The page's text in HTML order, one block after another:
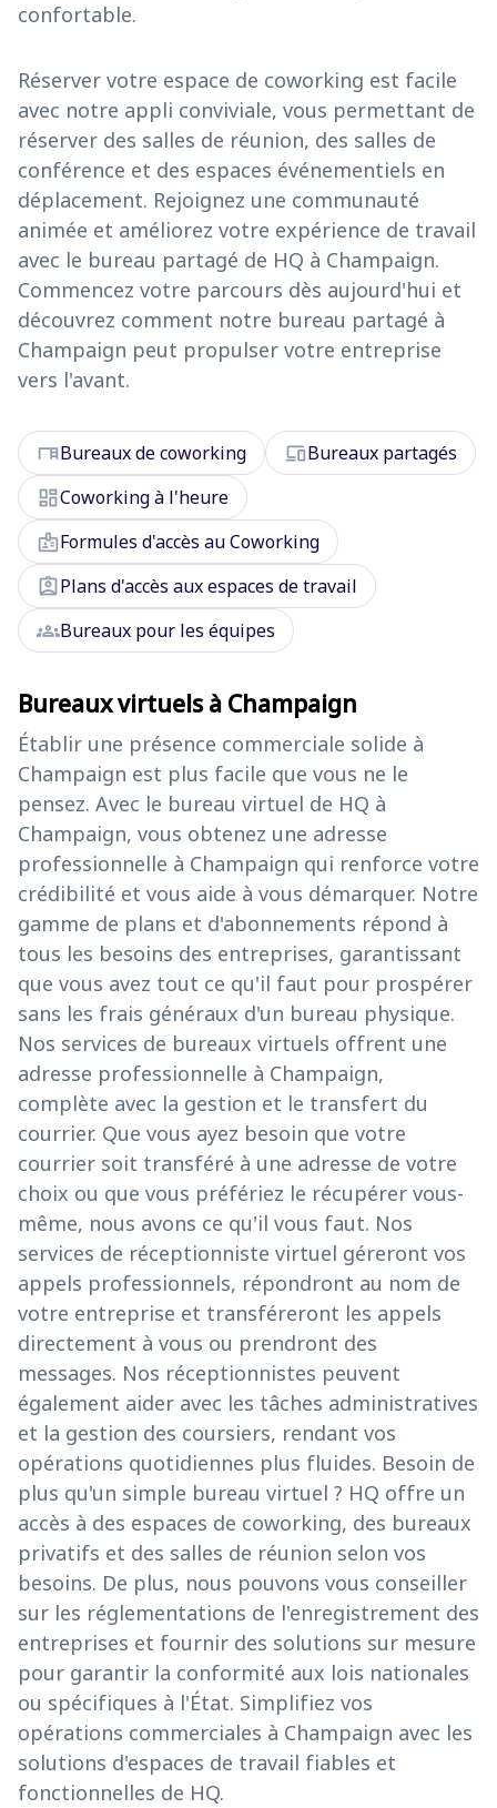
confortable.
Réserver votre espace de coworking est facile
avec notre appli conviviale, vous permettant de
réserver des salles de réunion, des salles de
conférence et des espaces événementiels en
déplacement. Rejoignez une communauté
animée et améliorez votre expérience de travail
avec le bureau partagé de HQ à Champaign.
Commencez votre parcours dès aujourd'hui et
découvrez comment notre bureau partagé à
Champaign peut propulser votre entreprise
vers l'avant.
deskBureaux de coworking devicesBureaux partagés
dashboardCoworking à l'heure
badgeFormules d'accès au Coworking
assignment_indPlans d'accès aux espaces de travail
groupsBureaux pour les équipes
Bureaux virtuels à Champaign
Établir une présence commerciale solide à
Champaign est plus facile que vous ne le
pensez. Avec le bureau virtuel de HQ à
Champaign, vous obtenez une adresse
professionnelle à Champaign qui renforce votre
crédibilité et vous aide à vous démarquer. Notre
gamme de plans et d'abonnements répond à
tous les besoins des entreprises, garantissant
que vous avez tout ce qu'il faut pour prospérer
sans les frais généraux d'un bureau physique.
Nos services de bureaux virtuels offrent une
adresse professionnelle à Champaign,
complète avec la gestion et le transfert du
courrier. Que vous ayez besoin que votre
courrier soit transféré à une adresse de votre
choix ou que vous préfériez le récupérer vous-
même, nous avons ce qu'il vous faut. Nos
services de réceptionniste virtuel géreront vos
appels professionnels, répondront au nom de
votre entreprise et transféreront les appels
directement à vous ou prendront des
messages. Nos réceptionnistes peuvent
également aider avec les tâches administratives
et la gestion des coursiers, rendant vos
opérations quotidiennes plus fluides. Besoin de
plus qu'un simple bureau virtuel ? HQ offre un
accès à des espaces de coworking, des bureaux
privatifs et des salles de réunion selon vos
besoins. De plus, nous pouvons vous conseiller
sur les réglementations de l'enregistrement des
entreprises et fournir des solutions sur mesure
pour garantir la conformité aux lois nationales
ou spécifiques à l'État. Simplifiez vos
opérations commerciales à Champaign avec les
solutions d'espaces de travail fiables et
fonctionnelles de HQ.